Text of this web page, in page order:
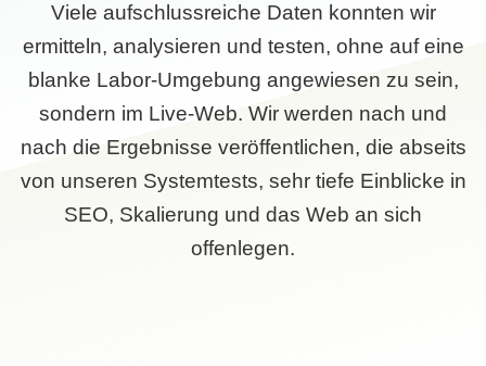
Viele aufschlussreiche Daten konnten wir
ermitteln, analysieren und testen, ohne auf eine
blanke Labor-Umgebung angewiesen zu sein,
sondern im Live-Web. Wir werden nach und
nach die Ergebnisse veröffentlichen, die abseits
von unseren Systemtests, sehr tiefe Einblicke in
SEO, Skalierung und das Web an sich
offenlegen.